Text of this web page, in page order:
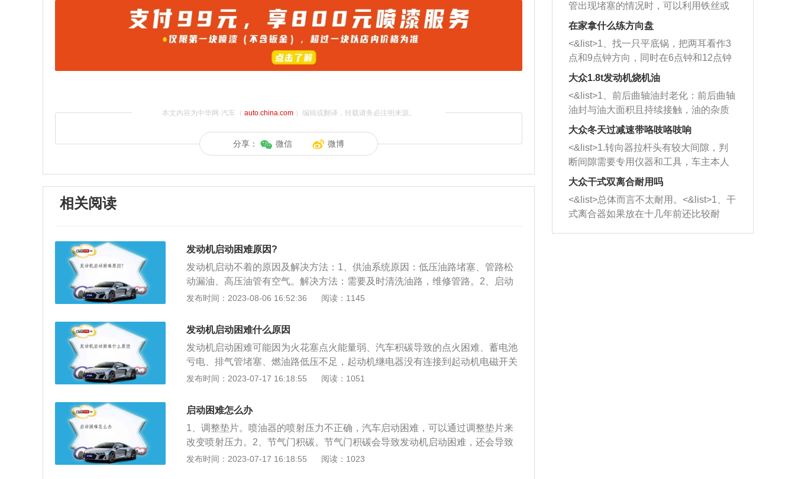
本文内容为中华网·汽车（ auto.china.com）编辑或翻译，转载请务必注明来源。
分享： 微信 微博
相关阅读
发动机启动困难原因?
发动机启动不着的原因及解决方法：1、供油系统原因：低压油路堵塞、管路松
动漏油、高压油管有空气。解决方法：需要及时清洗油路，维修管路。2、启动
装置原因：电源故障、电磁开关接触不良、启动电机换向器与电刷接触不良、启
缩压力不足：气缸垫损坏漏气、气门关闭不严漏气、活塞缸套磨损漏气。解决方
法：需要维修汽缸垫、气门、活塞缸套。4、电池电量低导致发动机无法启动。
汽车电瓶，也叫蓄电池，是电池的一种，是把化学能转化为电能。解决方法：需
要及时给电瓶充电。5、点火正时不正确。燃烧条件变化，功率损失和转速波动
较大，形成不了高真空度，并造成怠速不稳，加速无力，严重会导致发动机不能
接触间隙调整到规定的0.35~0.45毫米范围内(接触间隙的变化不仅会影响火花强
度，还会影响点火正时)。6、电火花加工质量不够好。电火花加工的显微硬度和
耐磨性，硬表面层通常比对于某些淬火钢更高可能比基体的硬度略低。用于滚动
不牢固，容易剥落。解决方法：到正规修理厂更换火花塞。7、燃油系统故障。
发布时间：2023-08-06 16:52:36 阅读：1145
发动机启动困难什么原因
发动机启动困难可能因为火花塞点火能量弱、汽车积碳导致的点火困难、蓄电池
亏电、排气管堵塞、燃油路低压不足，起动机继电器没有连接到起动机电磁开关
电路、起动继电器发卡、发动机正时不对。具体原因及解决办法：1、火花塞点
点火能量下降严重时造成缺火，而且目前很多车型的发动机多为缸内直喷，这样
对火花塞的要求便更高。需要定期检查更换火花塞。2、汽车积碳导致的点火困
难：在怠速时还伴随着轻微的抖动，清洗节气门，清洗进气道积碳，清洗喷油嘴
可解决问题。3、蓄电池亏电：蓄电池的亏电的故障现象更为常见，一般打不着
车时车主的第一反映就是蓄电池没电。解决办法也很简单，只需要找车或者其他
发布时间：2023-07-17 16:18:55 阅读：1051
启动困难怎么办
1、调整垫片。喷油器的喷射压力不正确，汽车启动困难，可以通过调整垫片来
改变喷射压力。2、节气门积碳。节气门积碳会导致发动机启动困难，还会导致
车辆怠速抖动，需要及时清洗节气门。3、更换机油。不同的季节需要更换不同
发布时间：2023-07-17 16:18:55 阅读：1023
管出现堵塞的情况时，可以利用铁丝或
者是细棍，直接将杂物给取出来，如果
堵塞情况比较严重，也可以采取应急措
施。 <&list>2、直接利用木棍将所有的
杂物推到排气管里面的位置处，然后将
三元催化器拆解开，就可以将堵塞的东
西取出来。但如果是因为积碳过多引起
的堵塞，就需要将三元催化器泡在草酸
洗剂对堵塞的情况得到解决，将清洗剂
放在燃油箱中，与燃油混合后，车辆启
动时，就可以和汽油一起进入到燃烧
室，最后形成废气排出，就可以让三元
催化器得到清洗，排气管堵塞的情况就
能够得到解决。
在家拿什么练方向盘
<&list>1、找一只平底锅，把两耳看作3
点和9点钟方向，同时在6点钟和12点钟
方向做一个标记。 <&list>2、双手握住
一圈半的练习，往右同样也要打相同的
圈数。 <&list>3、最后强调要反复练
习，这样就可以形成肌肉记忆，在真实
驾驶车辆时，不需要记忆也能打好方
向。
大众1.8t发动机烧机油
<&list>1、前后曲轴油封老化：前后曲轴
油封与油大面积且持续接触，油的杂质
和发动机内持续温度变化使其密封效果
逐渐减弱，导致渗油或漏油。<&list>2、
活塞间隙过大：积碳会使活塞环与缸体
的间隙扩大，导致机油流入燃烧室中，
造成烧机油。<&list>3、机油粘度。使用
机油粘度过小的话，同样会有烧机油现
象，机油粘度过小具有很好的流动性，
大众冬天过减速带咯吱咯吱响
<&list>1.转向器拉杆头有较大间隙，判
断间隙需要专用仪器和工具，车主本人
无法制作，需要将车辆送到修理厂或4s
店；<&list>2.车辆半轴套管防尘罩破
裂，破裂后会出现漏油现象，使半轴磨
损严重，磨损的半轴容易损坏，产生异
响；<&list>3.稳定器的转向胶套和球头
大众干式双离合耐用吗
<&list>总体而言不太耐用。<&list>1、干
式离合器如果放在十几年前还比较耐